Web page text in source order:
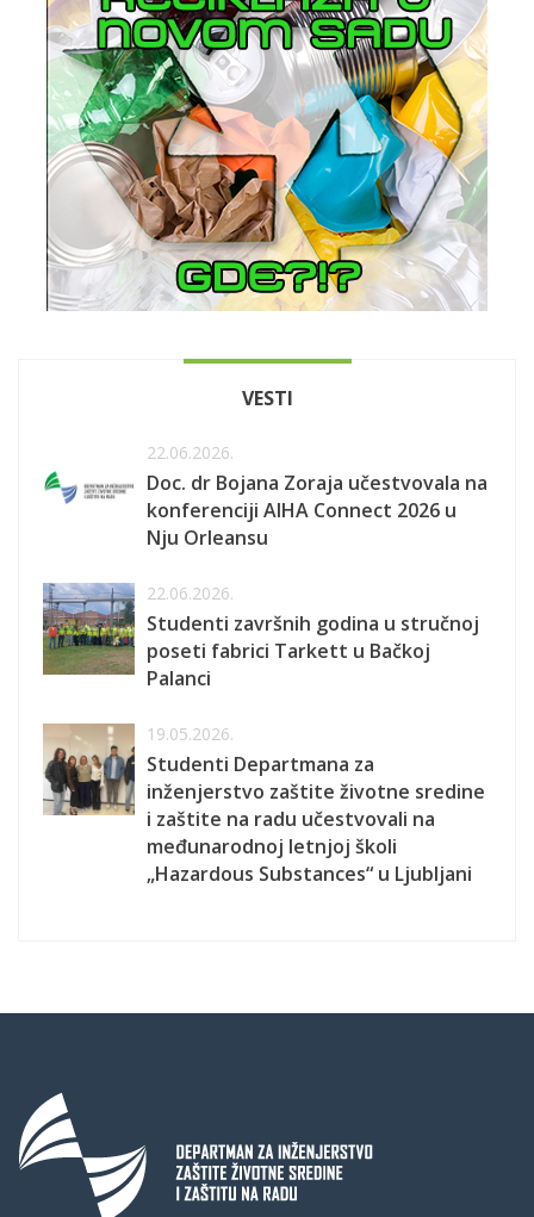
VESTI
22.06.2026.
Doc. dr Bojana Zoraja učestvovala na
konferenciji AIHA Connect 2026 u
Nju Orleansu
22.06.2026.
Studenti završnih godina u stručnoj
poseti fabrici Tarkett u Bačkoj
Palanci
19.05.2026.
Studenti Departmana za
inženjerstvo zaštite životne sredine
i zaštite na radu učestvovali na
međunarodnoj letnjoj školi
„Hazardous Substances“ u Ljubljani